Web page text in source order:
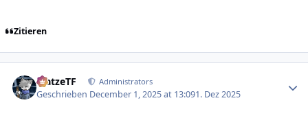
Zitieren
MatzeTF Administrators
Geschrieben December 1, 2025 at 13:091. Dez 2025